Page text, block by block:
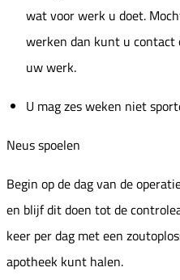
wat voor werk u doet.
werken dan kunt u contact
uw werk.
U mag zes weken niet
Neus spoelen
Begin op de dag van de
en blijf dit doen tot de
keer per dag met een
apotheek kunt halen.